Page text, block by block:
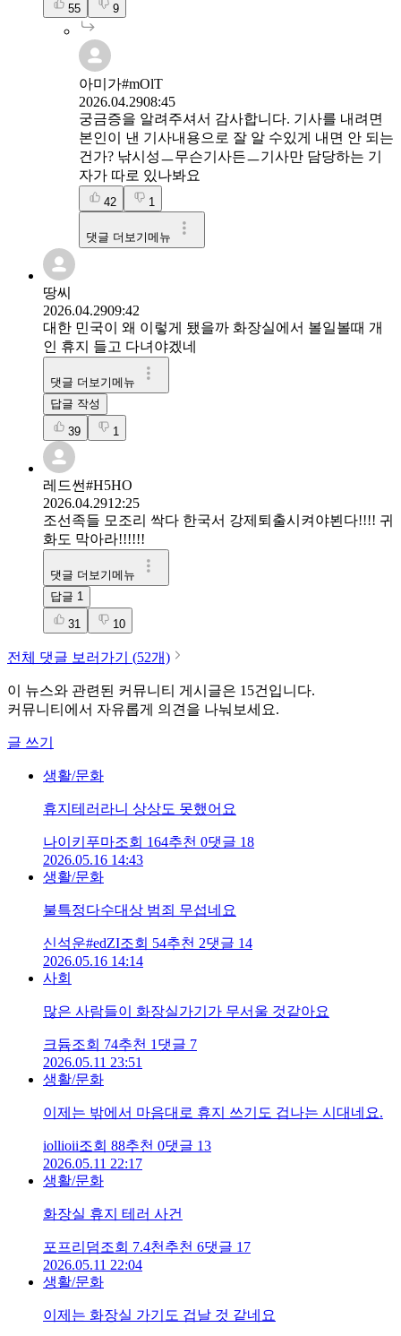
55 9
아미가#mOlT
2026.04.2908:45
궁금증을 알려주셔서 감사합니다. 기사를 내려면
본인이 낸 기사내용으로 잘 알 수있게 내면 안 되는
건가? 낚시성ㅡ무슨기사든ㅡ기사만 담당하는 기
자가 따로 있나봐요
42 1
댓글 더보기메뉴
땅씨
2026.04.2909:42
대한 민국이 왜 이렇게 됐을까 화장실에서 볼일볼때 개
인 휴지 들고 다녀야겠네
댓글 더보기메뉴
답글 작성
39 1
레드썬#H5HO
2026.04.2912:25
조선족들 모조리 싹다 한국서 강제퇴출시켜야뵌다!!!! 귀
화도 막아라!!!!!!
댓글 더보기메뉴
답글 1
31 10
전체 댓글 보러가기 (52개)
이 뉴스와 관련된 커뮤니티 게시글은 15건입니다.
커뮤니티에서 자유롭게 의견을 나눠보세요.
글 쓰기
생활/문화
휴지테러라니 상상도 못했어요
나이키푸마조회 164추천 0댓글 18
2026.05.16 14:43
생활/문화
불특정다수대상 범죄 무섭네요
신석운#edZI조회 54추천 2댓글 14
2026.05.16 14:14
사회
많은 사람들이 화장실가기가 무서울 것같아요
크듐조회 74추천 1 댓글 7
2026.05.11 23:51
생활/문화
이제는 밖에서 마음대로 휴지 쓰기도 겁나는 시대네요.
iollioii조회 88추천 0댓글 13
2026.05.11 22:17
생활/문화
화장실 휴지 테러 사건
포프리덤조회 7.4천 추천 6댓글 17
2026.05.11 22:04
생활/문화
이제는 화장실 가기도 겁날 것 같네요